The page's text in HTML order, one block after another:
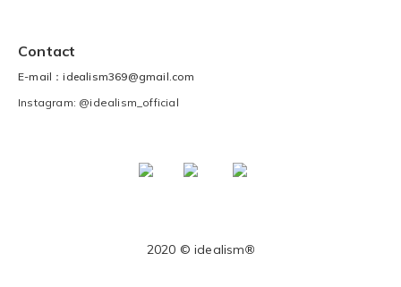
Contact
E-mail：idealism369@gmail.com
Instagram: @idealism_official
2020 © idealism®